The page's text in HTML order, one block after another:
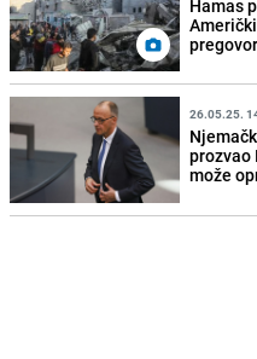
Hamas
26.05.25.
prozvao
može